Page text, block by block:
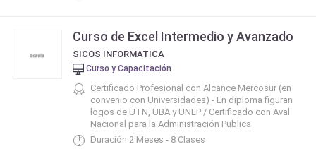
Curso de Excel Intermedio y Avanzado
SICOS INFORMATICA
Curso y Capacitación
Certificado Profesional con Alcance Mercosur (en
convenio con Universidades) - En diploma figuran
logos de UTN, UBA y UNLP / Certificado con Aval
Nacional para la Administración Publica
Duración 2 Meses - 8 Clases